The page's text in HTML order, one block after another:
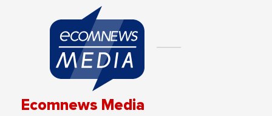
Ecomnews Media